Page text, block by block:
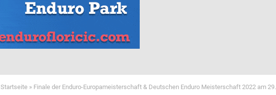
Startseite » Finale der Enduro-Europameisterschaft & Deutschen Enduro Meisterschaft 2022 am